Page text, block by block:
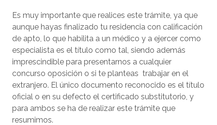
Es muy importante que realices este trámite, ya que
aunque hayas finalizado tu residencia con calificación
de apto, lo que habilita a un médico y a ejercer como
especialista es el título como tal, siendo además
imprescindible para presentarnos a cualquier
concurso oposición o si te planteas trabajar en el
extranjero. El único documento reconocido es el título
oficial o en su defecto el certificado substitutorio, y
para ambos se ha de realizar este trámite que
resumimos.